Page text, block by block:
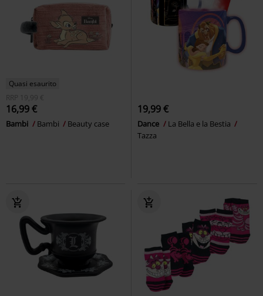
Quasi esaurito
RRP
19,99 €
16,99 €
Bambi Bambi Beauty case
19,99 €
Dance
La Bella e la Bestia
Tazza